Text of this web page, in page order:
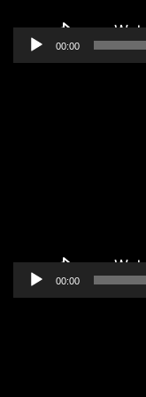
00:00
00:00